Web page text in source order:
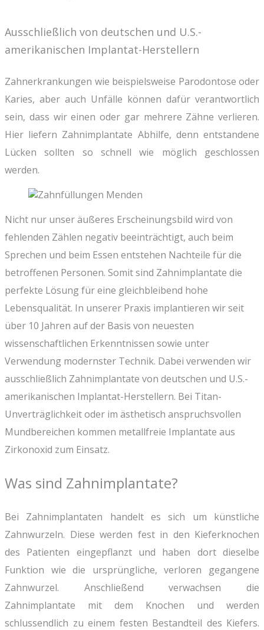
Ausschließlich von deutschen und U.S.-
amerikanischen Implantat-Herstellern
Zahnerkrankungen wie beispielsweise Parodontose oder
Karies, aber auch Unfälle können dafür verantwortlich
sein, dass wir einen oder gar mehrere Zähne verlieren.
Hier liefern Zahnimplantate Abhilfe, denn entstandene
Lücken sollten so schnell wie möglich geschlossen
werden.
Nicht nur unser äußeres Erscheinungsbild wird von
fehlenden Zählen negativ beeinträchtigt, auch beim
Sprechen und beim Essen entstehen Nachteile für die
betroffenen Personen. Somit sind Zahnimplantate die
perfekte Lösung für eine gleichbleibend hohe
Lebensqualität. In unserer Praxis implantieren wir seit
über 10 Jahren auf der Basis von neuesten
wissenschaftlichen Erkenntnissen sowie unter
Verwendung modernster Technik. Dabei verwenden wir
ausschließlich Zahnimplantate von deutschen und U.S.-
amerikanischen Implantat-Herstellern. Bei Titan-
Unverträglichkeit oder im ästhetisch anspruchsvollen
Mundbereichen kommen metallfreie Implantate aus
Zirkonoxid zum Einsatz.
Was sind Zahnimplantate?
Bei Zahnimplantaten handelt es sich um künstliche
Zahnwurzeln. Diese werden fest in den Kieferknochen
des Patienten eingepflanzt und haben dort dieselbe
Funktion wie die ursprüngliche, verloren gegangene
Zahnwurzel. Anschließend verwachsen die
Zahnimplantate mit dem Knochen und werden
schlussendlich zu einem festen Bestandteil des Kiefers.